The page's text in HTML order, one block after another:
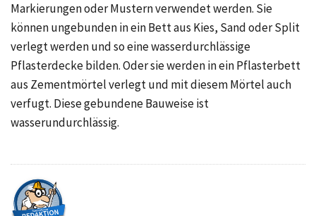
Markierungen oder Mustern verwendet werden. Sie
können ungebunden in ein Bett aus Kies, Sand oder Split
verlegt werden und so eine wasserdurchlässige
Pflasterdecke bilden. Oder sie werden in ein Pflasterbett
aus Zementmörtel verlegt und mit diesem Mörtel auch
verfugt. Diese gebundene Bauweise ist
wasserundurchlässig.